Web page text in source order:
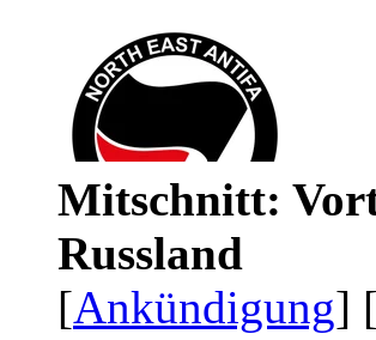
Mitschnitt:
Russland
[Ankündigung] [